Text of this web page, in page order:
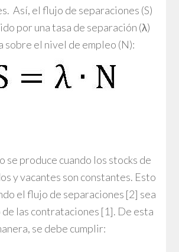
Así, el flujo de separaciones (S)
por una tasa de separación (λ)
sobre el nivel de empleo (N):
se produce cuando los stocks de
y vacantes son constantes. Esto
el flujo de separaciones [2] sea
las contrataciones [1]. De esta
se debe cumplir: